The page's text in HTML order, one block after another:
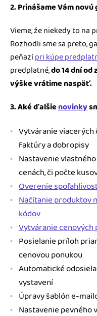
2. Prinášame Vám
Vieme, že niekedy to na
Rozhodli sme sa preto,
peňazípri kúpe
predplatné,do 14 dní
výške vrátime naspäť.
3. Aké ďalšienovinky
Vytváranie
faktúry a dobropisy
Nastavenie
cenách, či počte
Overenie
Načítanie produktov
kódov
Vytváranie cenových
Posielanie príloh
cenovou ponukou
Automatické
vystavení
Úpravy šablón e-
Nastavenie pevného